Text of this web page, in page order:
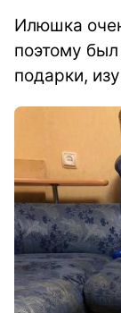
Илюшка
поэтому
подарки,